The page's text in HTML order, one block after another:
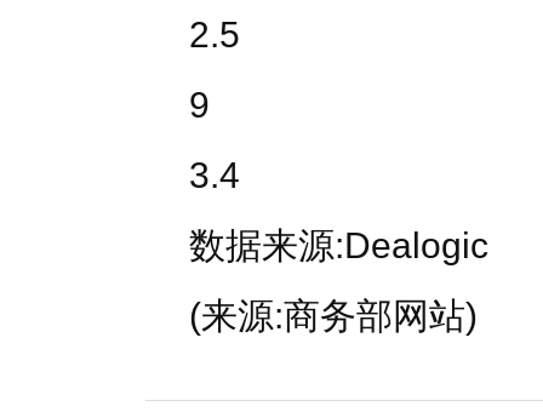
2.5
9
3.4
数据来源:Dealogic
(来源:商务部网站)